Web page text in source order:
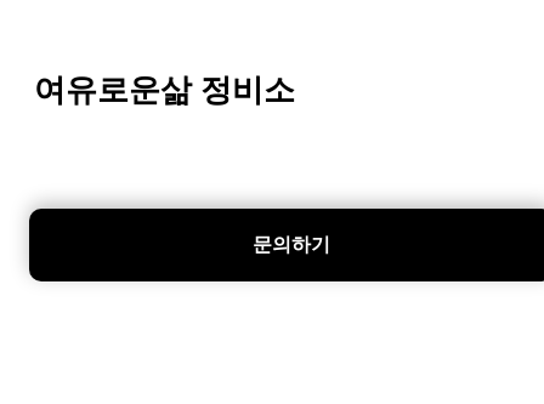
여유로운삶 정비소
문의하기